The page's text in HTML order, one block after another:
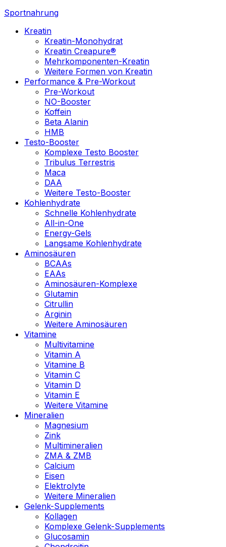
Sportnahrung
Kreatin
Kreatin-Monohydrat
Kreatin Creapure®
Mehrkomponenten-Kreatin
Weitere Formen von Kreatin
Performance & Pre-Workout
Pre-Workout
NO-Booster
Koffein
Beta Alanin
HMB
Testo-Booster
Komplexe Testo Booster
Tribulus Terrestris
Maca
DAA
Weitere Testo-Booster
Kohlenhydrate
Schnelle Kohlenhydrate
All-in-One
Energy-Gels
Langsame Kohlenhydrate
Aminosäuren
BCAAs
EAAs
Aminosäuren-Komplexe
Glutamin
Citrullin
Arginin
Weitere Aminosäuren
Vitamine
Multivitamine
Vitamin A
Vitamine B
Vitamin C
Vitamin D
Vitamin E
Weitere Vitamine
Mineralien
Magnesium
Zink
Multimineralien
ZMA & ZMB
Calcium
Eisen
Elektrolyte
Weitere Mineralien
Gelenk-Supplements
Kollagen
Komplexe Gelenk-Supplements
Glucosamin